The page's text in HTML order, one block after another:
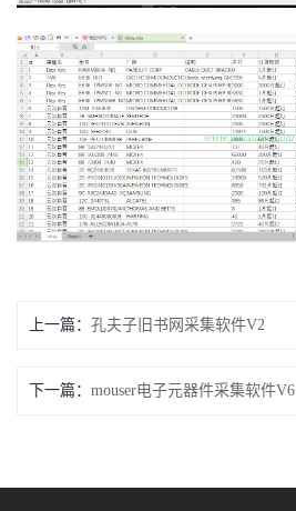
上一篇： 孔夫子旧书网采集软件V2
下一篇： mouser电子元器件采集软件V6